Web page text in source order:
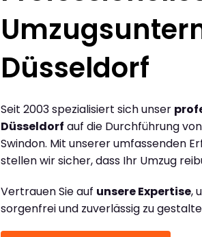
Düsseldorf
Seit 2003 spezialisiert sich unser
Düsseldorf auf die Durchführung
Swindon. Mit unserer umfassenden
stellen wir sicher, dass Ihr Umzug
Vertrauen Sie auf unsere Expertise,
sorgenfrei und zuverlässig zu